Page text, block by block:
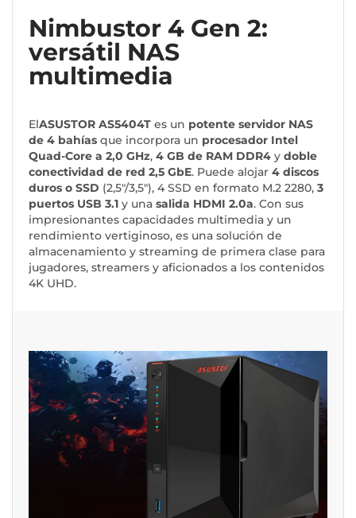
Nimbustor 4 Gen 2:
versátil NAS
multimedia
ElASUSTOR AS5404T es un potente servidor NAS
de 4 bahías que incorpora un procesador Intel
Quad-Core a 2,0 GHz, 4 GB de RAM DDR4 y doble
conectividad de red 2,5 GbE. Puede alojar 4 discos
duros o SSD (2,5"/3,5"), 4 SSD en formato M.2 2280, 3
puertos USB 3.1 y una salida HDMI 2.0a. Con sus
impresionantes capacidades multimedia y un
rendimiento vertiginoso, es una solución de
almacenamiento y streaming de primera clase para
jugadores, streamers y aficionados a los contenidos
4K UHD.